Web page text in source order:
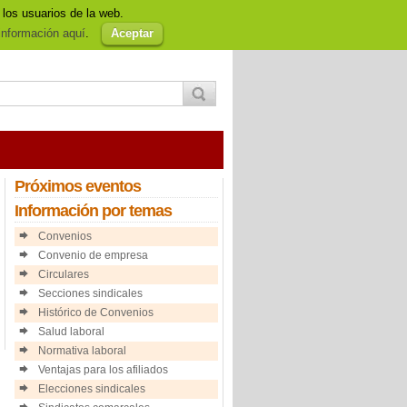
Legal Política de cookies Afiliación
Próximoseventos
Información por temas
Convenios
Convenio de empresa
Circulares
Secciones sindicales
Histórico de Convenios
Salud laboral
Normativa laboral
Ventajas para los afiliados
Elecciones sindicales
usuarios de la web.
aquí. Aceptar